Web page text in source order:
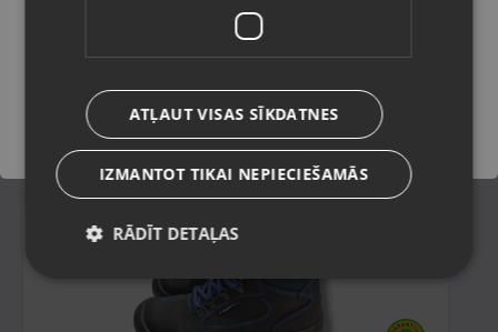
Stāvoklis Jauns (Garantija 24 mēneši)
€
Saglabāt
ATĻAUT VISAS SĪKDATNES
IZMANTOT TIKAI NEPIECIEŠAMĀS
RĀDĪT DETAĻAS